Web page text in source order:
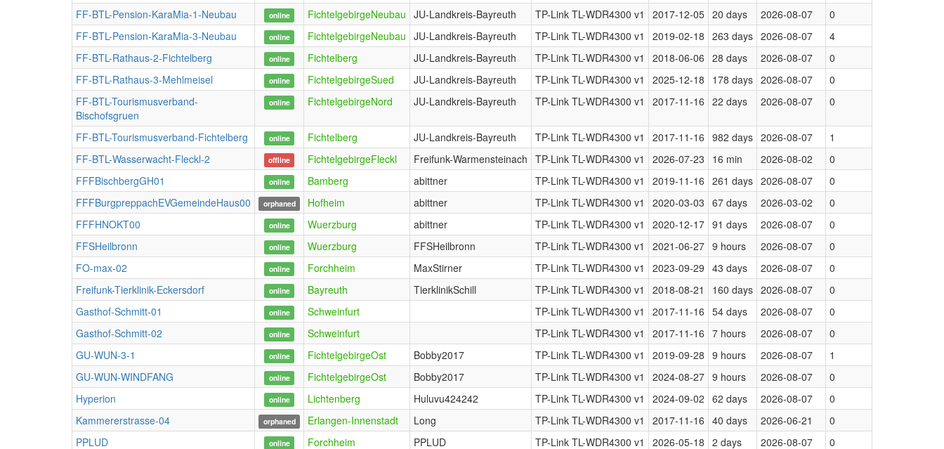
FF-BTL-Pension-KaraMia-1-Neubau online FichtelgebirgeNeubau JU-Landkreis-Bayreuth TP-Link TL-WDR4300 v1 2017-12-05 20 days 2026-08-07
0
FF-BTL-Pension-KaraMia-3-Neubau
online FichtelgebirgeNeubau JU-Landkreis-Bayreuth TP-Link TL-WDR4300 v1 2019-02-18 263 days 2026-08-07
4
FF-BTL-Rathaus-2-Fichtelberg
online Fichtelberg JU-Landkreis-Bayreuth TP-Link TL-WDR4300 v1 2018-06-06 28 days 2026-08-07
0
FF-BTL-Rathaus-3-Mehlmeisel
online FichtelgebirgeSued JU-Landkreis-Bayreuth TP-Link TL-WDR4300 v1 2025-12-18 178 days 2026-08-07
0
FF-BTL-Tourismusverband-
Bischofsgruen
online FichtelgebirgeNord JU-Landkreis-Bayreuth TP-Link TL-WDR4300 v1 2017-11-16 22 days 2026-08-07 0
FF-BTL-Tourismusverband-Fichtelberg online Fichtelberg JU-Landkreis-Bayreuth TP-Link TL-WDR4300 v1 2017-11-16 982 days 2026-08-07
1
FF-BTL-Wasserwacht-Fleckl-2
offline FichtelgebirgeFleckl Freifunk-Warmensteinach TP-Link TL-WDR4300 v1 2026-07-23 16 min 2026-08-02
0
FFFBischbergGH01
online Bamberg abittner TP-Link TL-WDR4300 v1 2019-11-16 261 days 2026-08-07
0
FFFBurgpreppachEVGemeindeHaus00
orphaned Hofheim abittner TP-Link TL-WDR4300 v1 2020-03-03 67 days 2026-03-02
0
FFFHNOKT00
online Wuerzburg abittner TP-Link TL-WDR4300 v1 2020-12-17 91 days 2026-08-07
0
FFSHeilbronn
online Wuerzburg FFSHeilbronn TP-Link TL-WDR4300 v1 2021-06-27 9 hours 2026-08-07
0
FO-max-02
online Forchheim MaxStirner TP-Link TL-WDR4300 v1 2023-09-29 43 days 2026-08-07
0
Freifunk-Tierklinik-Eckersdorf
online Bayreuth TierklinikSchill TP-Link TL-WDR4300 v1 2018-08-21 160 days 2026-08-07
0
Gasthof-Schmitt-01
online Schweinfurt TP-Link TL-WDR4300 v1 2017-11-16 54 days 2026-08-07
0
Gasthof-Schmitt-02
online Schweinfurt TP-Link TL-WDR4300 v1 2017-11-16 7 hours 2026-08-07
0
GU-WUN-3-1
online FichtelgebirgeOst Bobby2017 TP-Link TL-WDR4300 v1 2019-09-28 9 hours 2026-08-07
1
GU-WUN-WINDFANG
online FichtelgebirgeOst Bobby2017 TP-Link TL-WDR4300 v1 2024-08-27 9 hours 2026-08-07
0
Hyperion
online Lichtenberg Huluvu424242 TP-Link TL-WDR4300 v1 2024-09-02 62 days 2026-08-07
0
Kammererstrasse-04
orphaned Erlangen-Innenstadt Long TP-Link TL-WDR4300 v1 2017-11-16 40 days 2026-06-21
0
PPLUD
online Forchheim PPLUD TP-Link TL-WDR4300 v1 2026-05-18 2 days 2026-08-07 0